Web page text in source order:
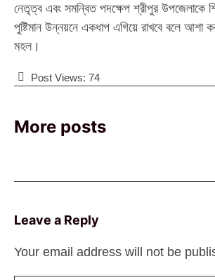
নেতৃত্ব এবং সমন্বিত পদক্ষেপ শ্রীপুর উপজেলাকে
পুষ্টিমান উন্নয়নে একধাপ এগিয়ে রাখবে বলে আশা
মহল।
Post Views: 74
More posts
Leave a Reply
Your email address will not be